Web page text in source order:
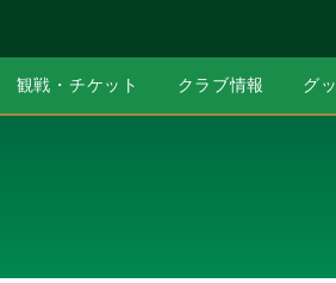
観戦・チケット クラブ情報 グ